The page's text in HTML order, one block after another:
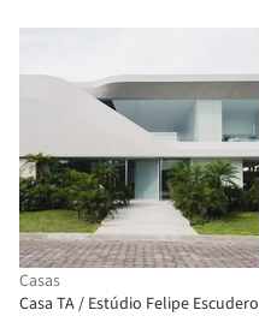
Casas
Casa TA / Estúdio Felipe Escudero